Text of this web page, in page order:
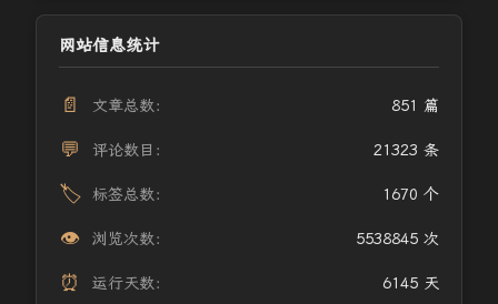
网站信息统计
📄 文章总数： 851 篇
💬 评论数目： 21323 条
🏷️ 标签总数： 1670 个
👁️ 浏览次数： 5538845 次
⏰ 运行天数： 6145 天